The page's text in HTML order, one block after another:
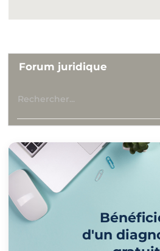
Forum juridique
d'un